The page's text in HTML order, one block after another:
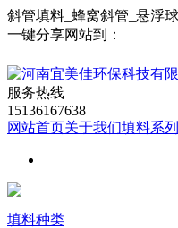
斜管填料_蜂窝斜管_悬浮
一键分享网站到：
服务热线
15136167638
网站首页关于我们填料系列
填料种类